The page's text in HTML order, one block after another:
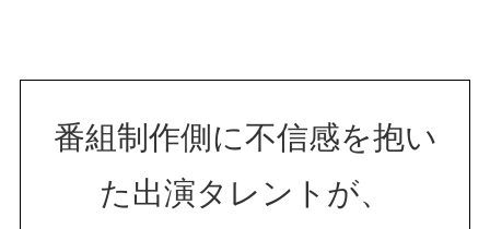
番組制作側に不信感を抱い
た出演タレントが、